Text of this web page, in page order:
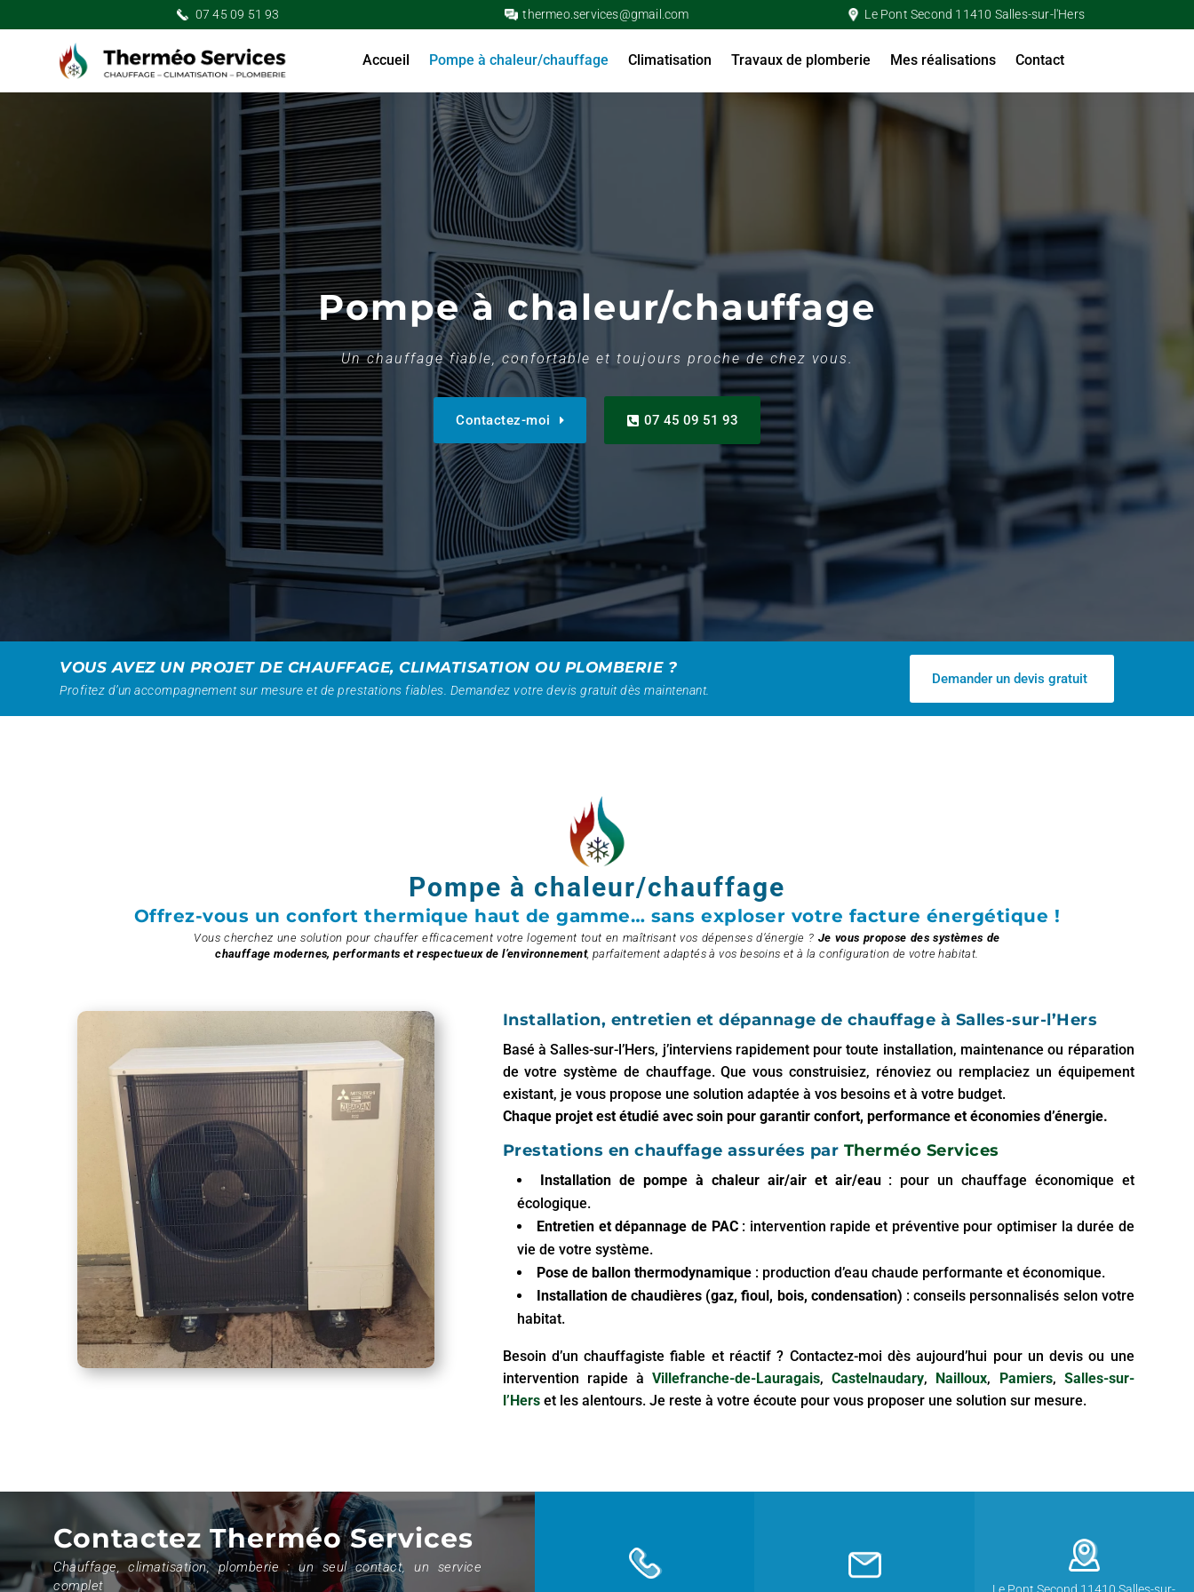
07 45 09 51 93 thermeo.services@gmail.com Le Pont Second 11410 Salles-sur-l'Hers
Accueil Pompe à chaleur/chauffage Climatisation Travaux de plomberie Mes réalisations Contact
Pompe à chaleur/chauffage
Un chauffage fiable, confortable et toujours proche de chez vous.
Contactez-moi 07 45 09 51 93
VOUS AVEZ UN PROJET DE CHAUFFAGE, CLIMATISATION OU PLOMBERIE ?
Profitez d’un accompagnement sur mesure et de prestations fiables. Demandez votre devis gratuit dès maintenant.
Demander un devis gratuit
Pompe à chaleur/chauffage
Offrez-vous un confort thermique haut de gamme… sans exploser votre facture énergétique !
Vous cherchez une solution pour chauffer efficacement votre logement tout en maîtrisant vos dépenses d’énergie ? Je vous propose des systèmes de
chauffage modernes, performants et respectueux de l’environnement, parfaitement adaptés à vos besoins et à la configuration de votre habitat.
Installation, entretien et dépannage de chauffage à Salles-sur-l’Hers
Basé à Salles-sur-l’Hers, j’interviens rapidement pour toute installation, maintenance ou réparation
de votre système de chauffage. Que vous construisiez, rénoviez ou remplaciez un équipement
existant, je vous propose une solution adaptée à vos besoins et à votre budget.
Chaque projet est étudié avec soin pour garantir confort, performance et économies d’énergie.
Prestations en chauffage assurées par Therméo Services
Installation de pompe à chaleur air/air et air/eau: pour un chauffage économique et
écologique.
Entretien et dépannage de PAC: intervention rapide et préventive pour optimiser la durée de
vie de votre système.
Pose de ballon thermodynamique: production d’eau chaude performante et économique.
Installation de chaudières (gaz, fioul, bois, condensation) : conseils personnalisés selon votre
habitat.
Besoin d’un chauffagiste fiable et réactif ? Contactez-moi dès aujourd’hui pour un devis ou une
intervention rapide àVillefranche-de-Lauragais,Castelnaudary, Nailloux, Pamiers, Salles-sur-
l’Herset les alentours. Je reste à votre écoute pour vous proposer une solution sur mesure.
Contactez Therméo Services
Chauffage, climatisation, plomberie : un seul contact, un service
complet